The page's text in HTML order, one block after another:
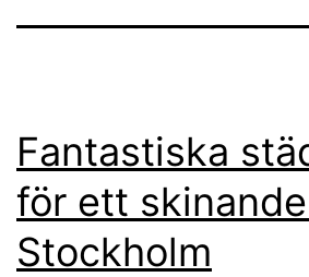
Fantastiska
för ett
Stockholm